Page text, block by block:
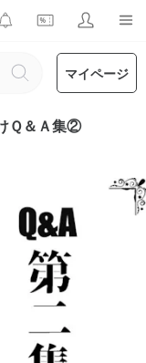
マイページ
Ｑ＆Ａ集②